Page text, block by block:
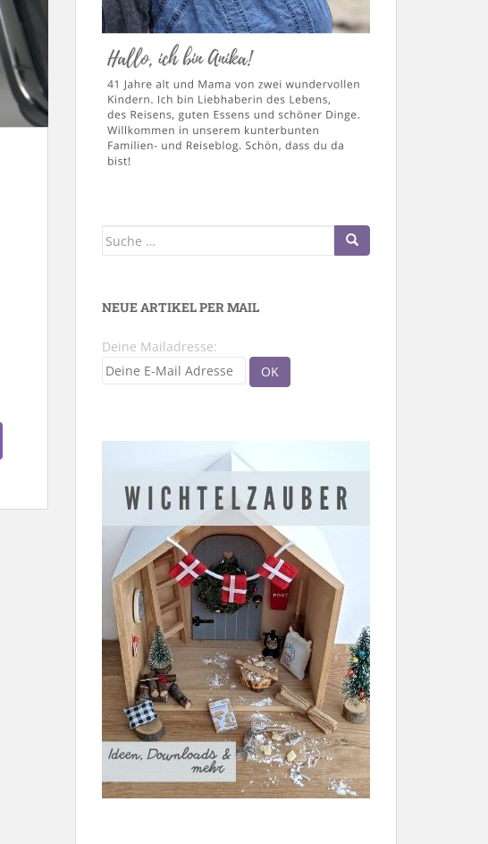
Suche
NEUE ARTIKEL PER MAIL
Deine Mailadresse: